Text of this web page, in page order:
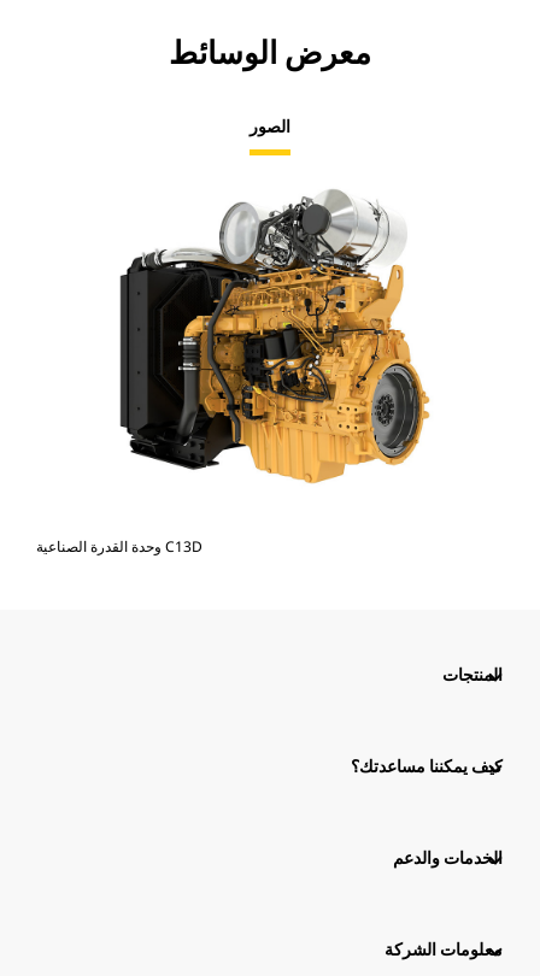
معرض الوسائط
الصور
وحدة القدرة الصناعية C13D
المنتجات
كيف يمكننا مساعدتك؟
الخدمات والدعم
معلومات الشركة